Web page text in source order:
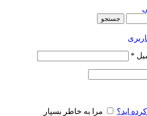
جستجو
*
اید؟
مرا به خاطر بسپار